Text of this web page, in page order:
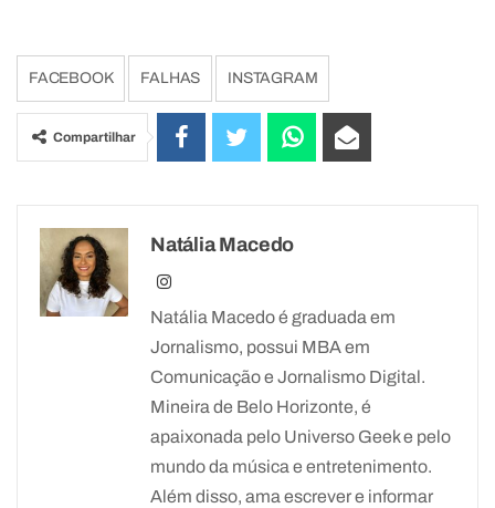
FACEBOOK FALHAS INSTAGRAM
Compartilhar
Natália Macedo
Natália Macedo é graduada em
Jornalismo, possui MBA em
Comunicação e Jornalismo Digital.
Mineira de Belo Horizonte, é
apaixonada pelo Universo Geek e pelo
mundo da música e entretenimento.
Além disso, ama escrever e informar